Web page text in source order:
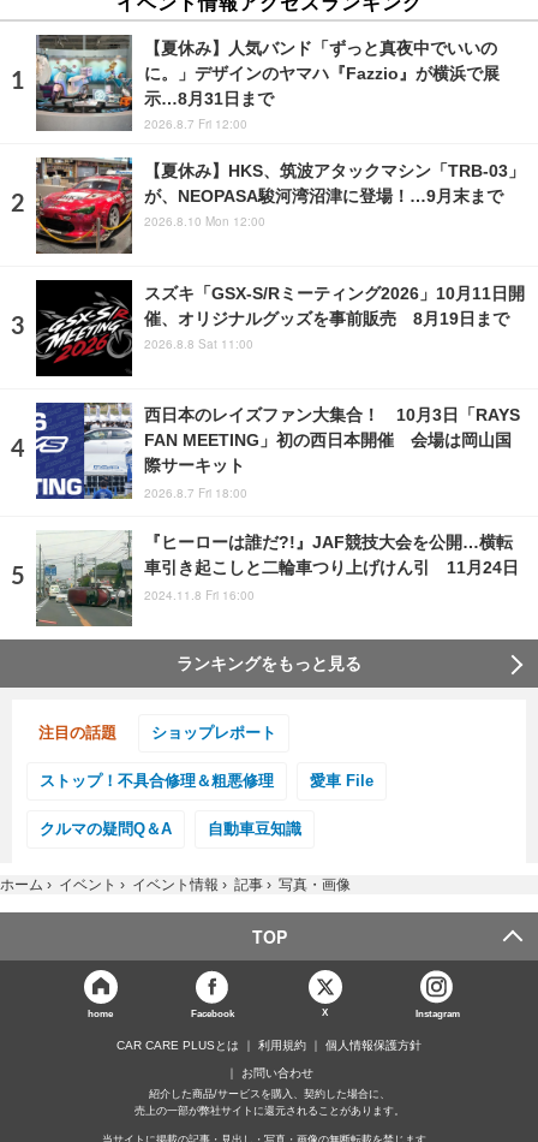
【夏休み】人気バンド「ずっと真夜中でいいの
に。」デザインのヤマハ『Fazzio』が横浜で展
示…8月31日まで
2026.8.7 Fri 12:00
【夏休み】HKS、筑波アタックマシン「TRB-03」
が、NEOPASA駿河湾沼津に登場！…9月末まで
2026.8.10 Mon 12:00
スズキ「GSX-S/Rミーティング2026」10月11日開
催、オリジナルグッズを事前販売 8月19日まで
2026.8.8 Sat 11:00
西日本のレイズファン大集合！ 10月3日「RAYS
FAN MEETING」初の西日本開催 会場は岡山国
際サーキット
2026.8.7 Fri 18:00
『ヒーローは誰だ?!』JAF競技大会を公開…横転
車引き起こしと二輪車つり上げけん引 11月24日
2024.11.8 Fri 16:00
ランキングをもっと見る
注目の話題 ショップレポート
ストップ！不具合修理＆粗悪修理 愛車 File
クルマの疑問Q＆A 自動車豆知識
ホーム › イベント › イベント情報 › 記事 › 写真・画像
TOP
home Facebook X Instagram
CAR CARE PLUSとは 利用規約 個人情報保護方針
お問い合わせ
紹介した商品/サービスを購入、契約した場合に、
売上の一部が弊社サイトに還元されることがあります。
当サイトに掲載の記事・見出し・写真・画像の無断転載を禁じます。